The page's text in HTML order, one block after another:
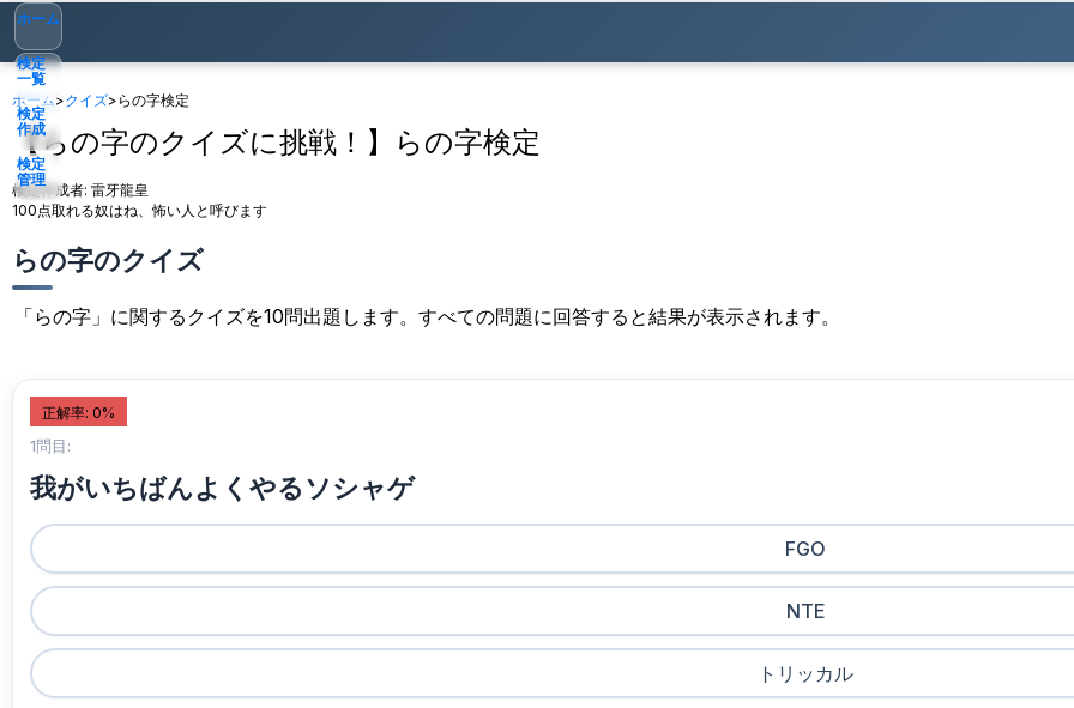
ホーム
検定
一覧
検定
作成
検定
管理
ゲスト▾
ホーム>クイズ> らの字検定
【らの字のクイズに挑戦！】らの字検定
検定作成者: 雷牙龍皇
100点取れる奴はね、怖い人と呼びます
らの字のクイズ
「らの字」に関するクイズを10問出題します。すべての問題に回答すると結果が表示されます。
正解率: 0%
1問目:
我がいちばんよくやるソシャゲ
FGO
NTE
トリッカル